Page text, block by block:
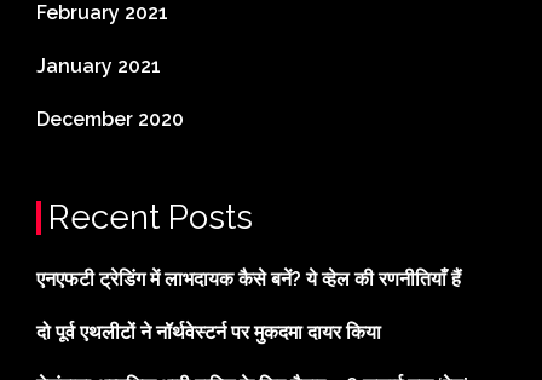
February 2021
January 2021
December 2020
Recent Posts
एनएफटी ट्रेडिंग में लाभदायक कैसे बनें? ये व्हेल की रणनीतियाँ हैं
दो पूर्व एथलीटों ने नॉर्थवेस्टर्न पर मुकदमा दायर किया